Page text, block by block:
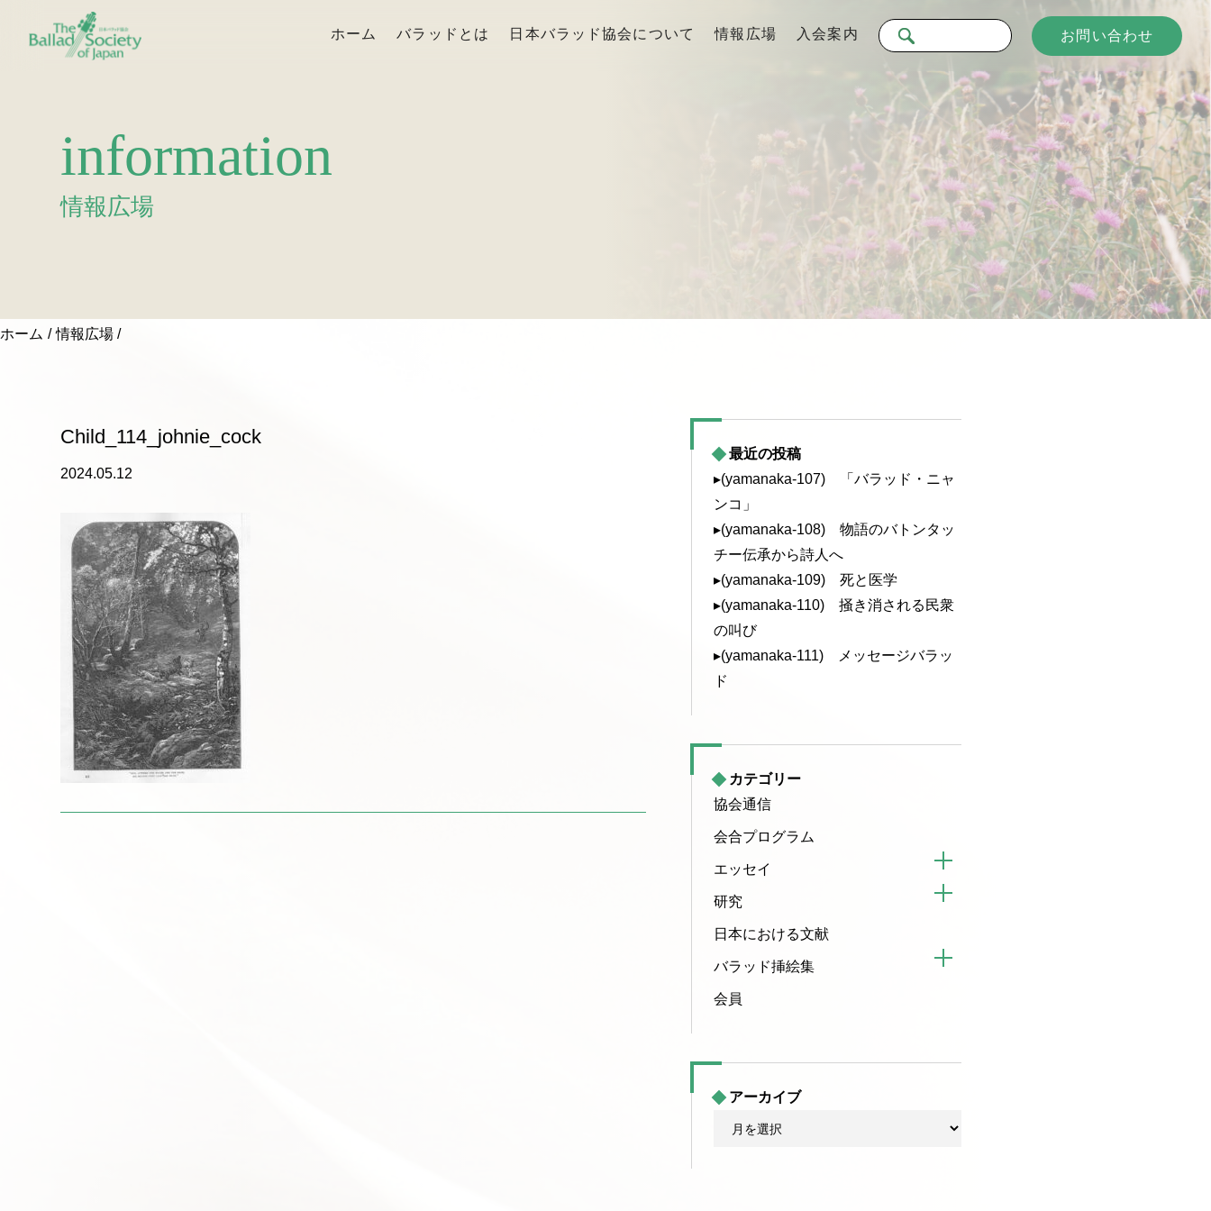
ホーム バラッドとは 日本バラッド協会について 情報広場 入会案内 お問い合わせ
information
情報広場
ホーム 情報広場
Child_114_johnie_cock
2024.05.12
最近の投稿
▸(yamanaka-107) 「バラッド・ニャ
ンコ」
▸(yamanaka-108) 物語のバトンタッ
チー伝承から詩人へ
▸(yamanaka-109) 死と医学
▸(yamanaka-110) 掻き消される民衆
の叫び
▸(yamanaka-111) メッセージバラッ
ド
カテゴリー
協会通信
会合プログラム
エッセイ
研究
日本における文献
バラッド挿絵集
会員
アーカイブ